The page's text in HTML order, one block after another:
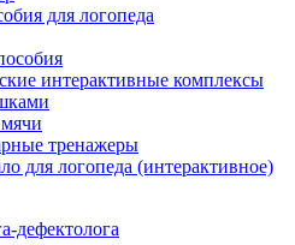
для логопеда
интерактивные комплексы
тренажеры
для логопеда (интерактивное)
дефектолога